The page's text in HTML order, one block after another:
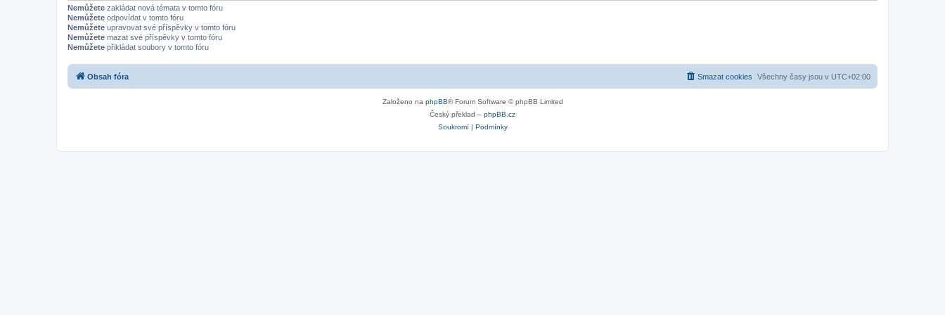
Nemůžete zakládat nová témata v tomto fóru
Nemůžete odpovídat v tomto fóru
Nemůžete upravovat své příspěvky v tomto fóru
Nemůžete mazat své příspěvky v tomto fóru
Nemůžete přikládat soubory v tomto fóru
Obsah fóra Všechny časy jsou v UTC+02:00
Smazat cookies
Založeno na phpBB® Forum Software © phpBB Limited
Český překlad – phpBB.cz
Soukromí| Podmínky